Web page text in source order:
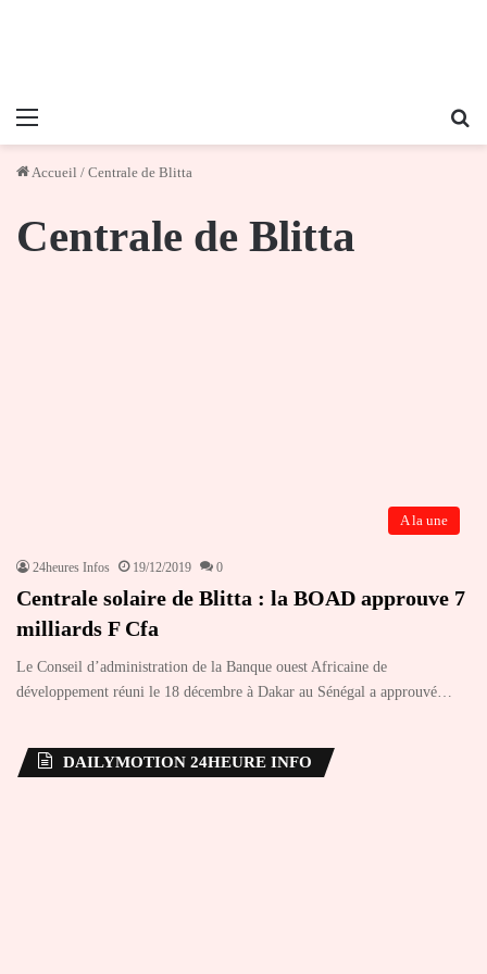
Menu
Accueil / Centrale de Blitta
Centrale de Blitta
A la une
24heures Infos 19/12/2019 0
Centrale solaire de Blitta : la BOAD approuve 7
milliards F Cfa
Le Conseil d’administration de la Banque ouest Africaine de
développement réuni le 18 décembre à Dakar au Sénégal a approuvé…
DAILYMOTION 24HEURE INFO